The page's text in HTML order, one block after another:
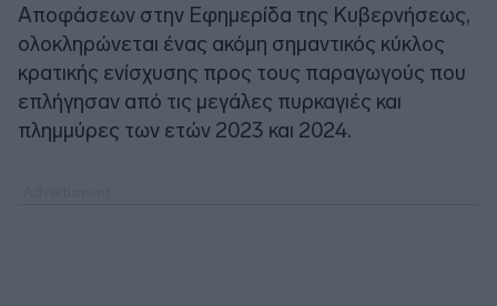
Αποφάσεων στην Εφημερίδα της Κυβερνήσεως,
ολοκληρώνεται ένας ακόμη σημαντικός κύκλος
κρατικής ενίσχυσης προς τους παραγωγούς που
επλήγησαν από τις μεγάλες πυρκαγιές και
πλημμύρες των ετών 2023 και 2024.